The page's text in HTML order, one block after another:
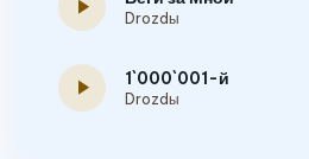
play_arrow Drozdы
play_arrow 1`000`001-й
Drozdы